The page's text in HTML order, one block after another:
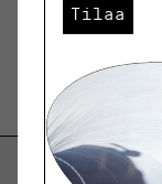
Tilaa